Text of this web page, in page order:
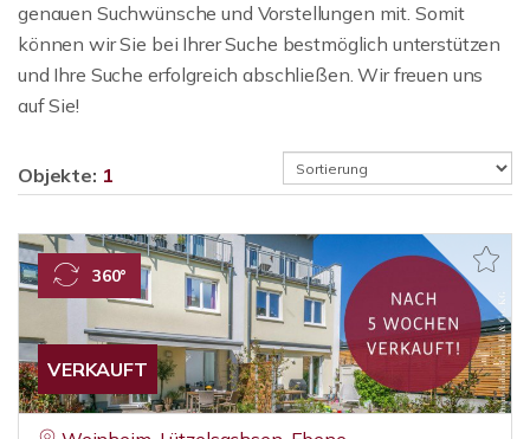
genauen Suchwünsche und Vorstellungen mit. Somit
können wir Sie bei Ihrer Suche bestmöglich unterstützen
und Ihre Suche erfolgreich abschließen. Wir freuen uns
auf Sie!
Objekte: 1
VERKAUFT
360°